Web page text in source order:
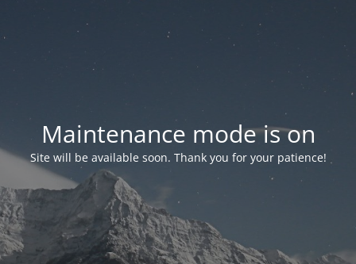
Maintenance mode is on
Site will be available soon. Thank you for your patience!